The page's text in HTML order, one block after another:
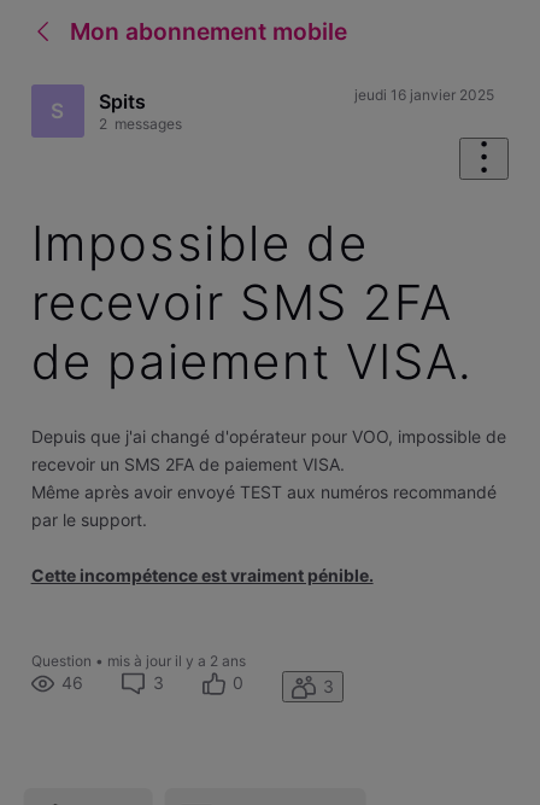
Mon abonnement mobile
S Spits
2 messages
jeudi 16 janvier 2025
Impossible de
recevoir SMS 2FA
de paiement VISA.
Depuis que j'ai changé d'opérateur pour VOO, impossible de
recevoir un SMS 2FA de paiement VISA.
Même après avoir envoyé TEST aux numéros recommandé
par le support.
Cette incompétence est vraiment pénible.
Question • mis à jour il y a 2 ans
46 3 0 3